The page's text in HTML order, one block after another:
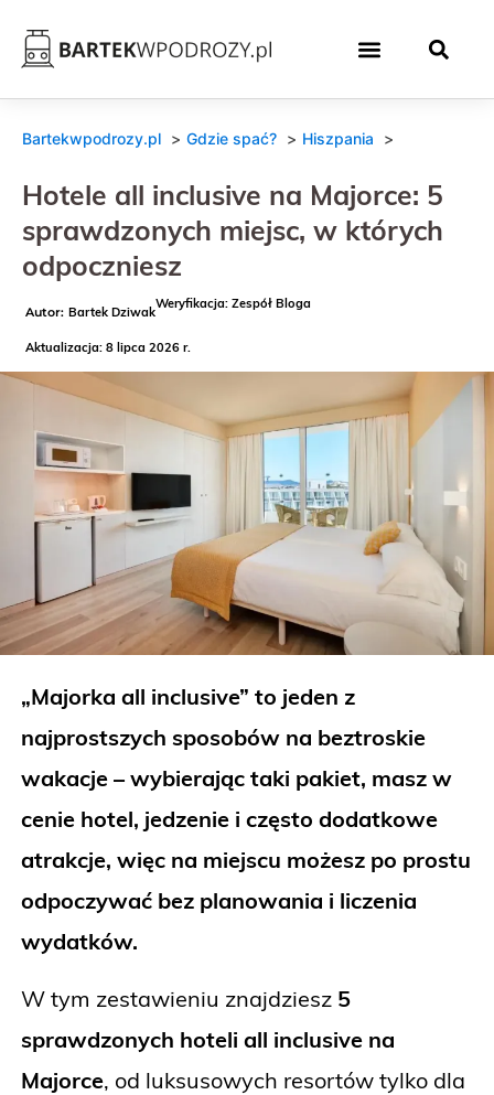
Bartekwpodrozy.pl Gdzie spać? Hiszpania
Hotele all inclusive na Majorce: 5
sprawdzonych miejsc, w których
odpoczniesz
Bartek Dziwak
Weryfikacja: Zespół Bloga
Aktualizacja: 8 lipca 2026 r.
„Majorka all inclusive” to jeden z
najprostszych sposobów na beztroskie
wakacje – wybierając taki pakiet, masz w
cenie hotel, jedzenie i często dodatkowe
atrakcje, więc na miejscu możesz po prostu
odpoczywać bez planowania i liczenia
wydatków.
W tym zestawieniu znajdziesz 5
sprawdzonych hoteli all inclusive na
Majorce, od luksusowych resortów tylko dla